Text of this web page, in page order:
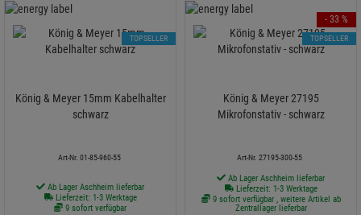
König & Meyer 15mm Kabelhalter
schwarz
Art-Nr. 01-85-960-55
Ab Lager Aschheim lieferbar
Lieferzeit: 1-3 Werktage
9 sofort verfügbar
TOPSELLER
König & Meyer 27195
Mikrofonstativ - schwarz
Art-Nr. 27195-300-55
Ab Lager Aschheim lieferbar
Lieferzeit: 1-3 Werktage
9 sofort verfügbar , weitere Artikel ab
Zentrallager lieferbar
- 33 %
TOPSELLER